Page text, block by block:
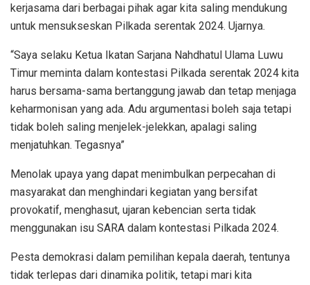
kerjasama dari berbagai pihak agar kita saling mendukung
untuk mensukseskan Pilkada serentak 2024. Ujarnya.
“Saya selaku Ketua Ikatan Sarjana Nahdhatul Ulama Luwu
Timur meminta dalam kontestasi Pilkada serentak 2024 kita
harus bersama-sama bertanggung jawab dan tetap menjaga
keharmonisan yang ada. Adu argumentasi boleh saja tetapi
tidak boleh saling menjelek-jelekkan, apalagi saling
menjatuhkan. Tegasnya”
Menolak upaya yang dapat menimbulkan perpecahan di
masyarakat dan menghindari kegiatan yang bersifat
provokatif, menghasut, ujaran kebencian serta tidak
menggunakan isu SARA dalam kontestasi Pilkada 2024.
Pesta demokrasi dalam pemilihan kepala daerah, tentunya
tidak terlepas dari dinamika politik, tetapi mari kita